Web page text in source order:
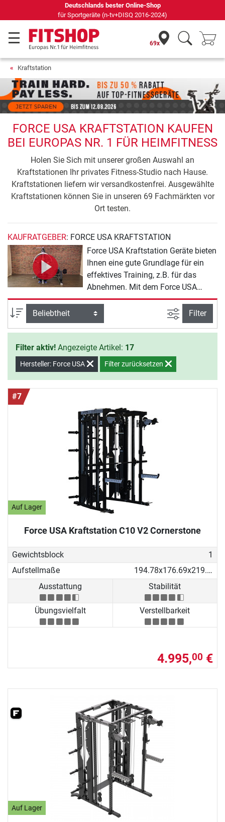
Deutschlands bester Online-Shop
für Sportgeräte (n-tv+DISQ 2016-2024)
69x
Kraftstation
FORCE USA KRAFTSTATION KAUFEN
BEI EUROPAS NR. 1 FÜR HEIMFITNESS
Holen Sie Sich mit unserer großen Auswahl an
Kraftstationen Ihr privates Fitness-Studio nach Hause.
Kraftstationen liefern wir versandkostenfrei. Ausgewählte
Kraftstationen können Sie in unseren 69 Fachmärkten vor
Ort testen.
KAUFRATGEBER: FORCE USA KRAFTSTATION
Force USA Kraftstation Geräte bieten
Ihnen eine gute Grundlage für ein
effektives Training, z.B. für das
Abnehmen. Mit dem Force USA
Sortiment erreichen Sie Ihre
Trainingsziele fast von alleine. Sie
müssen nur noch den Willen zeigen,
mit dem Training zu beginnen.
Sortierung Ansicht
Filter
Filter aktiv! Angezeigte Artikel: 17
Hersteller: Force USA Filter zurücksetzen
#7
Auf Lager
Force USA Kraftstation C10 V2 Cornerstone
Gewichtsblock
1
Aufstellmaße
194.78x176.69x219.53 cm
Ausstattung
Stabilität
Übungsvielfalt Verstellbarkeit
4.995,00 €
Auf Lager